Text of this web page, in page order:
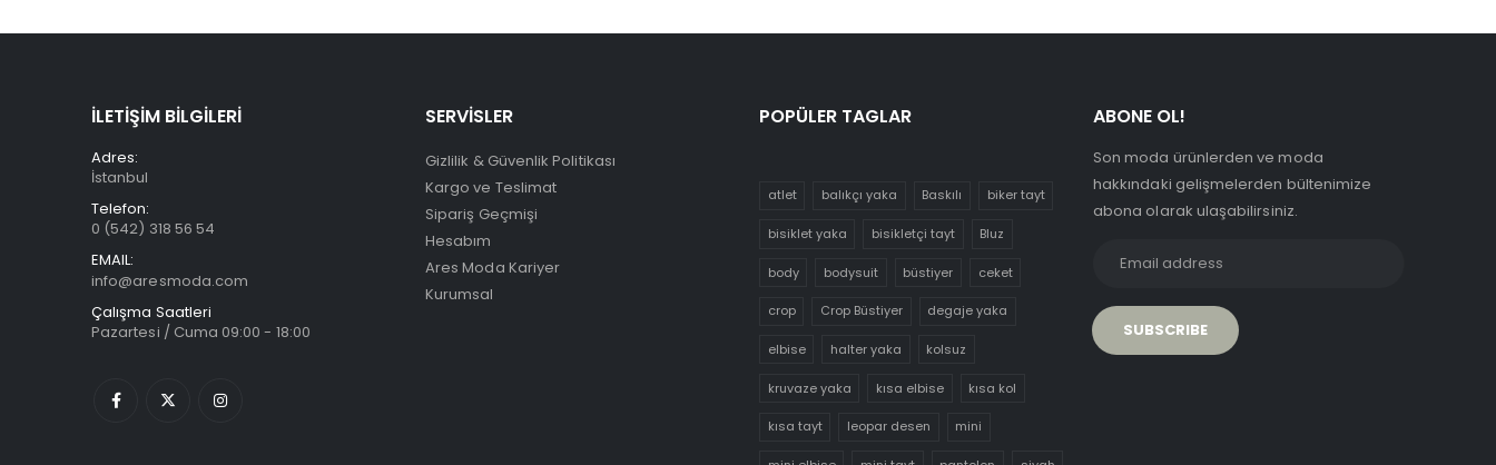
İLETİŞİM BİLGİLERİ
Adres:
İstanbul
Telefon:
0 (542) 318 56 54
EMAIL:
info@aresmoda.com
Çalışma Saatleri
Pazartesi / Cuma 09:00 - 18:00
SERVİSLER
Gizlilik & Güvenlik Politikası
Kargo ve Teslimat
Sipariş Geçmişi
Hesabım
Ares Moda Kariyer
Kurumsal
POPÜLER TAGLAR
atlet balıkçı yaka Baskılı biker tayt
bisiklet yaka bisikletçi tayt Bluz
body bodysuit büstiyer ceket
crop Crop Büstiyer degaje yaka
elbise halter yaka kolsuz
kruvaze yaka kısa elbise kısa kol
kısa tayt leopar desen mini
ABONE OL!
Son moda ürünlerden ve moda
hakkındaki gelişmelerden bültenimize
abona olarak ulaşabilirsiniz.